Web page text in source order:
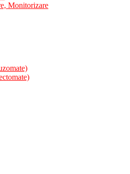
Monitorizare